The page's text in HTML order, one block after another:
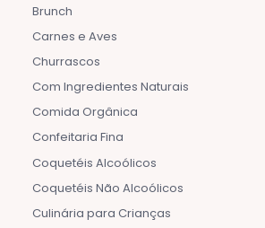
Brunch
Carnes e Aves
Churrascos
Com Ingredientes Naturais
Comida Orgânica
Confeitaria Fina
Coquetéis Alcoólicos
Coquetéis Não Alcoólicos
Culinária para Crianças